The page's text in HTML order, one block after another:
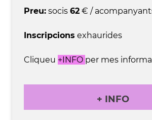
Preu:socis 62€ /
Inscripcions exhaurides
Cliqueu +INFO per mes
+ INFO